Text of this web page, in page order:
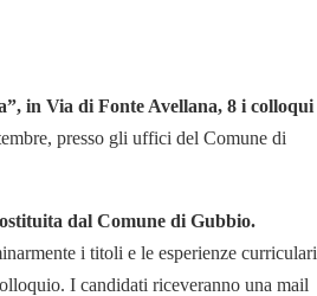
in Via di Fonte Avellana, 8 i colloqui
presso gli uffici del Comune di
dal Comune di Gubbio.
i titoli e le esperienze curriculari
I candidati riceveranno una mail